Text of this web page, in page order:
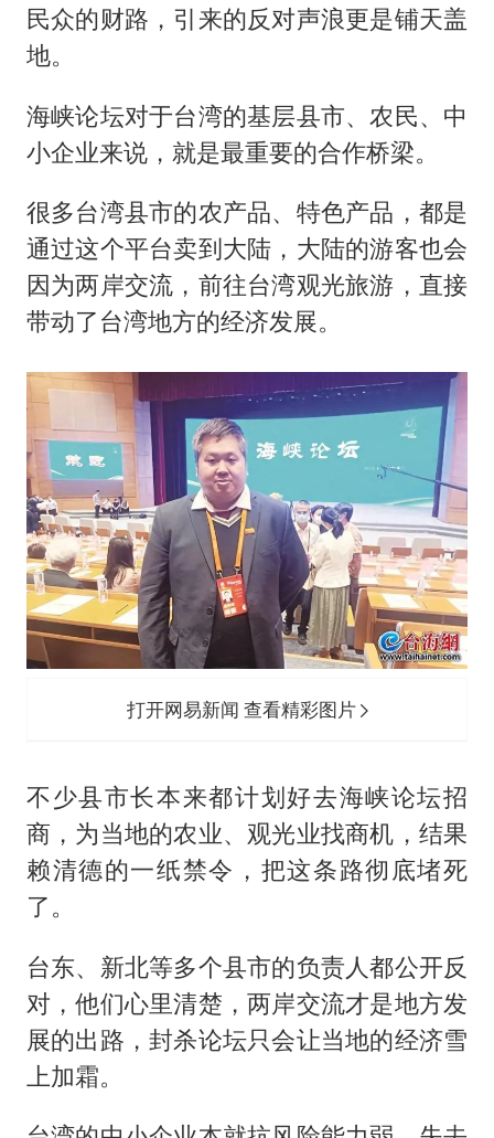
民众的财路，引来的反对声浪更是铺天盖
地。
海峡论坛对于台湾的基层县市、农民、中
小企业来说，就是最重要的合作桥梁。
很多台湾县市的农产品、特色产品，都是
通过这个平台卖到大陆，大陆的游客也会
因为两岸交流，前往台湾观光旅游，直接
带动了台湾地方的经济发展。
打开网易新闻 查看精彩图片
不少县市长本来都计划好去海峡论坛招
商，为当地的农业、观光业找商机，结果
赖清德的一纸禁令，把这条路彻底堵死
了。
台东、新北等多个县市的负责人都公开反
对，他们心里清楚，两岸交流才是地方发
展的出路，封杀论坛只会让当地的经济雪
上加霜。